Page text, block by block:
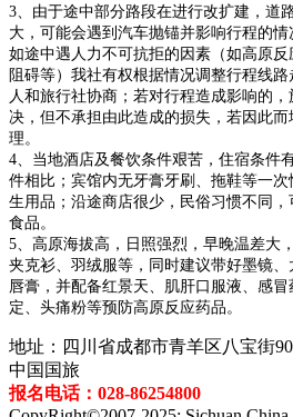
3、由于途中部分路段在进行改扩建，道
大，可能会遇到汽车抛锚并影响行程的情
如途中遇人力不可抗拒的因素（如高原
阻碍等）我社有权根据情况调整行程线
人和旅行社协商；若对行程造成影响的
决，但不承担由此造成的损失，若因此
理。
4、当地酒店及餐饮条件艰苦，住宿条件
件相比；宾馆内无牙膏牙刷、拖鞋等一
生用品；沿途商店很少，民俗习惯不同
食品。
5、高原海拔高，日照强烈，早晚温差大
夹克衫、羽绒服等，同时建议带好墨镜
唇膏，并配备红景天、肌肝口服液、感
定、头痛粉等预防高原反应药品。
地址：四川省成都市青羊区八宝街
中国国旅
报名电话：028-86254800